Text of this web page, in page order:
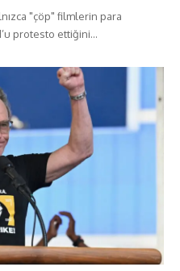
"çöp" filmlerin para
protesto ettiğini…